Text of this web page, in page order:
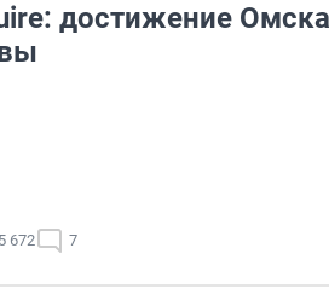
достижение
5 672 7